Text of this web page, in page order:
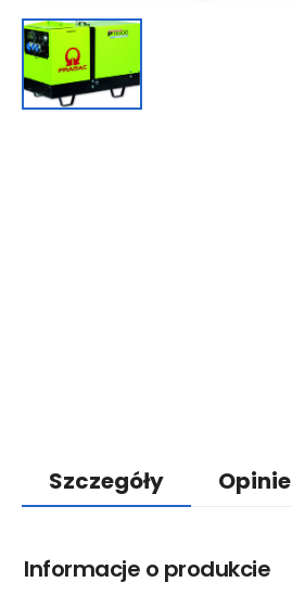
Szczegóły Opinie
Informacje o produkcie